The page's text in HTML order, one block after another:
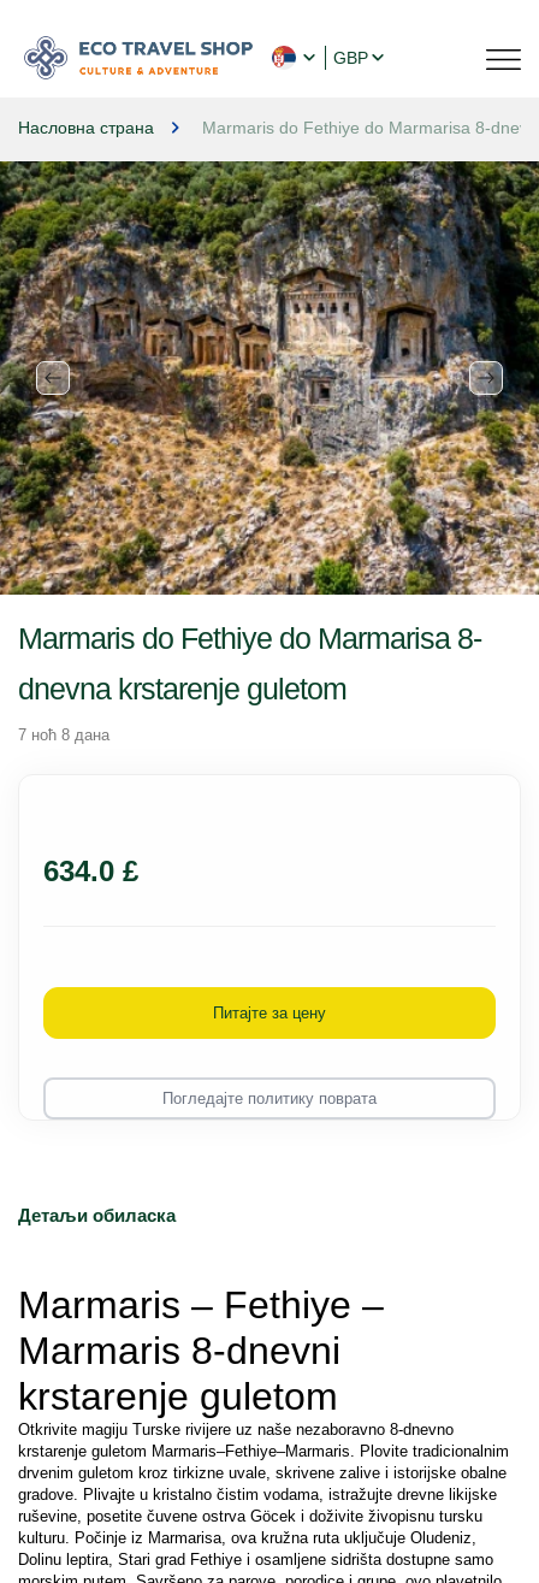
GBP
Насловна страна Marmaris do Fethiye do Marmarisa 8-
Детаљи обиласка
Marmaris – Fethiye –
Marmaris 8-dnevni
krstarenje guletom
Otkrivite magiju Turske rivijere uz naše nezaboravno 8-dnevno
krstarenje guletom Marmaris–Fethiye–Marmaris. Plovite tradicionalnim
drvenim guletom kroz tirkizne uvale, skrivene zalive i istorijske obalne
gradove. Plivajte u kristalno čistim vodama, istražujte drevne likijske
ruševine, posetite čuvene ostrva Göcek i doživite živopisnu tursku
kulturu. Počinje iz Marmarisa, ova kružna ruta uključuje Oludeniz,
Dolinu leptira, Stari grad Fethiye i osamljene sidrišta dostupne samo
Marmaris do Fethiye do Marmarisa 8-
dnevna krstarenje guletom
7 ноћ 8 дана
634.0 £
Питајте за цену
Погледајте политику поврата